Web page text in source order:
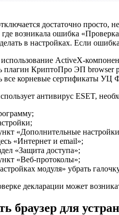
достаточно просто,
где возникала ошибка
в настройках. Если
ActiveX-
плагин КриптоПро ЭП browser
все корневые сертификаты
антивирус ESET,
«Дополнительные
«Интернет и email»;
«Защита доступа»;
«Веб-протоколы»;
модуля» убрать
декларации может
браузер для